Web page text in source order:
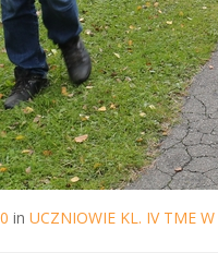
in UCZNIOWIE KL. IV TME